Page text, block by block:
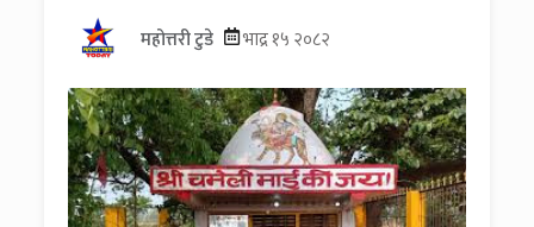
महोत्तरी टुडे भाद्र १५ २०८२